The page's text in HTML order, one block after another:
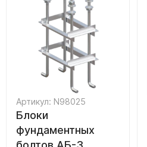
Артикул: N98025
Блоки
фундаментных